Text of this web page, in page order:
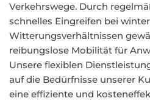
Verkehrswege. Durch
schnelles Eingreifen bei
Witterungsverhältnissen
reibungslose Mobilität für
Unsere flexiblen
auf die Bedürfnisse unserer
eine effiziente und